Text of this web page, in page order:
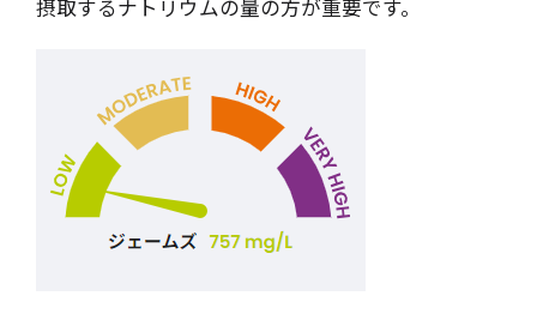
摂取するナトリウムの量の方が重要です。